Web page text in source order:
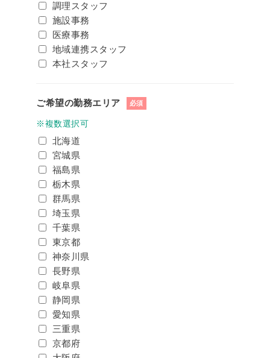
調理スタッフ
施設事務
医療事務
地域連携スタッフ
本社スタッフ
ご希望の勤務エリア 必須
※複数選択可
北海道
宮城県
福島県
栃木県
群馬県
埼玉県
千葉県
東京都
神奈川県
長野県
岐阜県
静岡県
愛知県
三重県
京都府